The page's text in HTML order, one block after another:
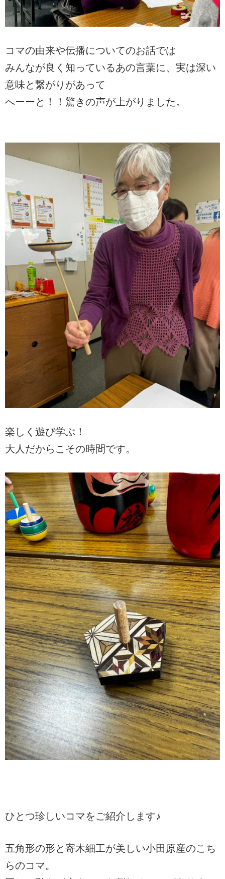
コマの由来や伝播についてのお話では
みんなが良く知っているあの言葉に、実は深い
意味と繋がりがあって
へーーと！！驚きの声が上がりました。
楽しく遊び学ぶ！
大人だからこその時間です。
ひとつ珍しいコマをご紹介します♪
五角形の形と寄木細工が美しい小田原産のこち
らのコマ。